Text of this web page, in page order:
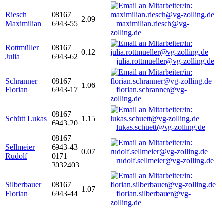
Riesch
Maximilian
08167
6943-55
2.09
maximilian.riesch@vg-
zolling.de
Rottmüller
Julia
08167
6943-62
0.12
julia.rottmueller@vg-zolling.de
Schranner
Florian
08167
6943-17
1.06
florian.schranner@vg-
zolling.de
Schütt Lukas
08167
6943-20
1.15
lukas.schuett@vg-zolling.de
Sellmeier
Rudolf
08167
6943-43
0171
3032403
0.07
rudolf.sellmeier@vg-zolling.de
Silberbauer
Florian
08167
6943-44
1.07
florian.silberbauer@vg-
zolling.de